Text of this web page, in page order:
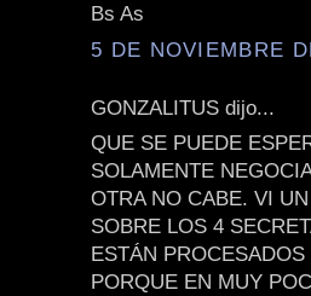
Bs As
5 DE NOVIEMBRE
GONZALITUS dijo...
QUE SE PUEDE
SOLAMENTE
OTRA NO CABE. VI
SOBRE LOS 4
ESTÁN
PORQUE EN MUY